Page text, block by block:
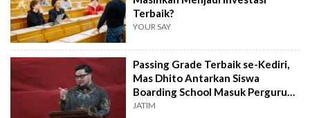
Terbaik?
YOUR SAY
Passing Grade Terbaik se-Kediri,
Mas Dhito Antarkan Siswa
Boarding School Masuk Perguruan
Tinggi
JATIM